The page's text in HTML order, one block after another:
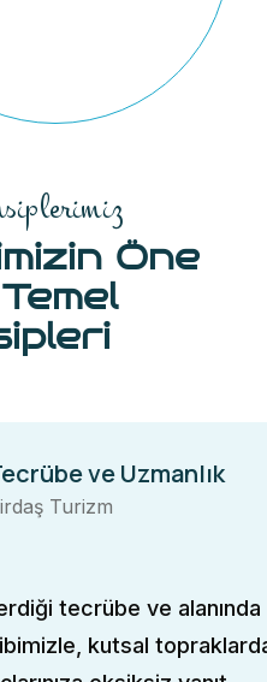
Öne
Uzmanlık
ve alanında
topraklardaki